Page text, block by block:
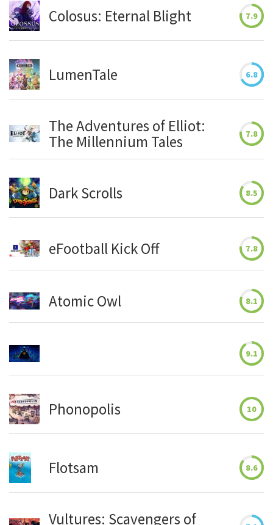
Colosus: Eternal Blight 7.9
LumenTale 6.8
The Adventures of Elliot:
The Millennium Tales
7.8
Dark Scrolls 8.5
eFootball Kick Off 7.8
Atomic Owl 8.1
9.1
Phonopolis 10
Flotsam 8.6
Vultures: Scavengers of